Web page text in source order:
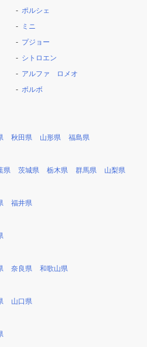
ポルシェ
ミニ
プジョー
シトロエン
アルファ ロメオ
ボルボ
秋田県 山形県 福島県
県 茨城県 栃木県 群馬県 山梨県
福井県
奈良県 和歌山県
山口県